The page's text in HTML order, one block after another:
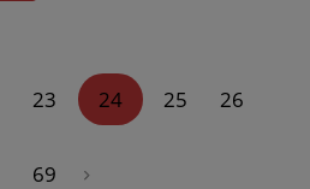
23 24 25 26
69 »